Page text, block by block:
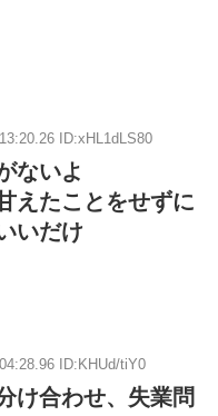
ID:xHL1dLS80
ないよ
えたことをせずに
いだけ
ID:KHUd/tiY0
け合わせ、失業問